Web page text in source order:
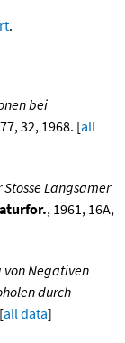
.
bei
32, 1968. [all
Stosse Langsamer
, 1961, 16A,
von Negativen
durch
all data]